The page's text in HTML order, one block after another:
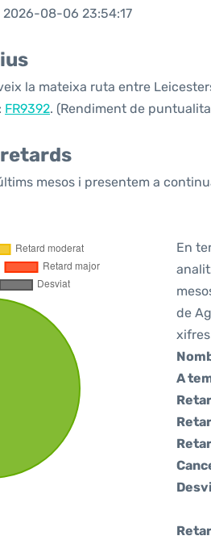
2026-08-06 23:54:17
la mateixa ruta entre
FR9392. (Rendiment de
mesos i presentem a
En
de
A